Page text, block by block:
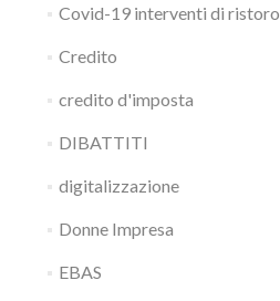
Covid-19 interventi di ristoro
Credito
credito d'imposta
DIBATTITI
digitalizzazione
Donne Impresa
EBAS